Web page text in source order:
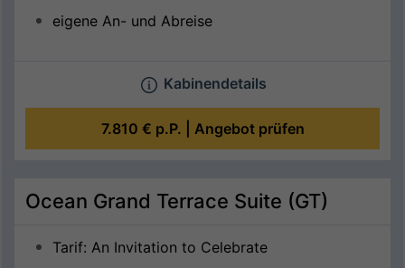
eigene An- und Abreise
Kabinendetails
7.810 € p.P. | Angebot prüfen
Ocean Grand Terrace Suite (GT)
Tarif: An Invitation to Celebrate